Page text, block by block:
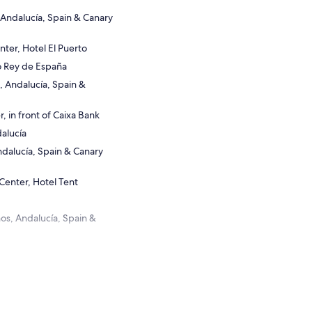
Spain & Canary
Hotel El Puerto
de España
Andalucía, Spain &
in front of Caixa Bank
Spain & Canary
Hotel Tent
Andalucía, Spain &